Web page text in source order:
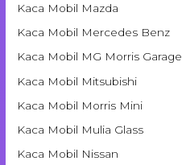
Kaca Mobil Mazda
Kaca Mobil Mercedes Benz
Kaca Mobil MG Morris Garage
Kaca Mobil Mitsubishi
Kaca Mobil Morris Mini
Kaca Mobil Mulia Glass
Kaca Mobil Nissan